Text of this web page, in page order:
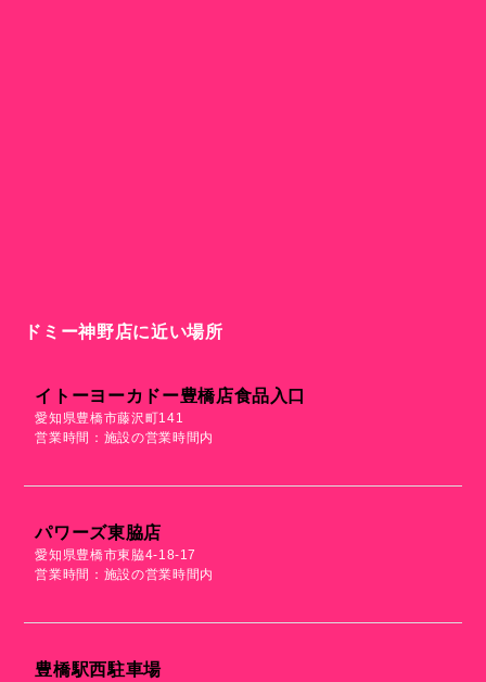
ドミー神野店に近い場所
イトーヨーカドー豊橋店食品入口
愛知県豊橋市藤沢町141
営業時間：施設の営業時間内
パワーズ東脇店
愛知県豊橋市東脇4-18-17
営業時間：施設の営業時間内
豊橋駅西駐車場